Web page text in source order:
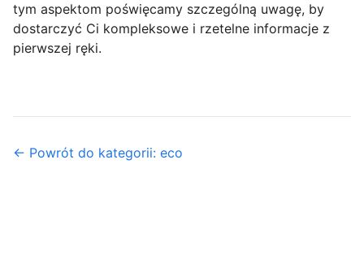
tym aspektom poświęcamy szczególną uwagę, by
dostarczyć Ci kompleksowe i rzetelne informacje z
pierwszej ręki.
← Powrót do kategorii: eco